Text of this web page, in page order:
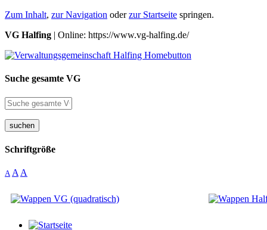
Zum Inhalt, zur Navigation oderzur Startseite springen.
VG Halfing | Online: https://www.vg-halfing.de/
Suche gesamte VG
suchen
Schriftgröße
A A A